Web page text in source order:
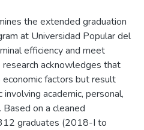
the extended graduation
at Universidad Popular del
efficiency and meet
acknowledges that
factors but result
academic, personal,
on a cleaned
graduates (2018-I to